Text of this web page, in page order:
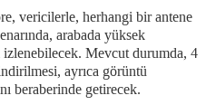
vericilerle, herhangi bir antene
arabada yüksek
Mevcut durumda, 4
ayrıca görüntü
beraberinde getirecek.